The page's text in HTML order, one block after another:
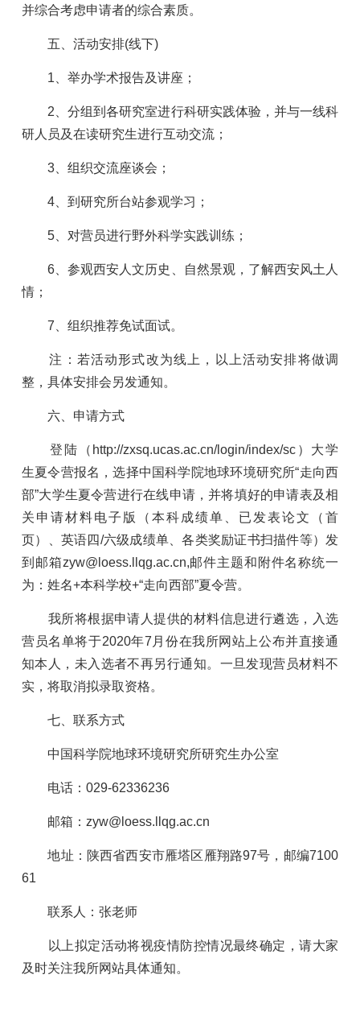
并综合考虑申请者的综合素质。
五、活动安排(线下)
1 、举办学术报告及讲座；
2 、分组到各研究室进行科研实践体验，并与一线科
研人员及在读研究生进行互动交流；
3 、组织交流座谈会；
4 、到研究所台站参观学习；
5 、对营员进行野外科学实践训练；
6 、参观西安人文历史、自然景观，了解西安风土人
情；
7 、组织推荐免试面试。
注：若活动形式改为线上，以上活动安排将做调
整，具体安排会另发通知。
六、申请方式
登陆（ http://zxsq.ucas.ac.cn/login/index/sc ）大学
生夏令营报名，选择中国科学院地球环境研究所“走向西
部”大学生夏令营进行在线申请，并将填好的申请表及相
关申请材料电子版（本科成绩单、已发表论文（首
页）、英语四/六级成绩单、各类奖励证书扫描件等）发
到邮箱zyw@loess.llqg.ac.cn,邮件主题和附件名称统一
为：姓名+本科学校+“走向西部”夏令营。
我所将根据申请人提供的材料信息进行遴选，入选
营员名单将于2020年7 月份在我所网站上公布并直接通
知本人，未入选者不再另行通知。一旦发现营员材料不
实，将取消拟录取资格。
七、联系方式
中国科学院地球环境研究所研究生办公室
电话： 029-62336236
邮箱： zyw@loess.llqg.ac.cn
地址：陕西省西安市雁塔区雁翔路97号，邮编7100
61
联系人：张老师
以上拟定活动将视疫情防控情况最终确定，请大家
及时关注我所网站具体通知。